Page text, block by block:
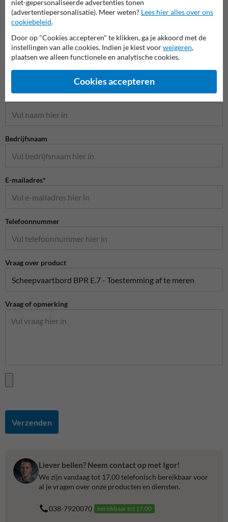
Stel je vraag aan Scheepvaartbord.nl
Bedrijfsnaam
E-mailadres*
Telefoonnummer
Vraag over product
Vraag of opmerking
Verzenden
Liever bellen? Neem contact op met Igor!
We zijn vandaag tot 17.00 telefonisch bereikbaar voor
al je vragen over onze producten en diensten.
038-7920070 bereikbaar tot 17.00
niet-gepersonaliseerde advertenties tonen
(advertentiepersonalisatie). Meer weten? Lees hier alles over ons
cookiebeleid.
Door op "Cookies accepteren" te klikken, ga je akkoord met de
instellingen van alle cookies. Indien je kiest voorweigeren,
plaatsen we alleen functionele en analytische cookies.
Cookies accepteren